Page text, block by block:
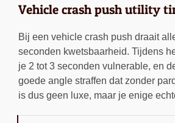
Vehicle crash push utility
Bij een vehicle crash push draait
seconden kwetsbaarheid. Tijdens
je 2 tot 3 seconden vulnerable, en
goede angle straffen dat zonder
is dus geen luxe, maar je enige